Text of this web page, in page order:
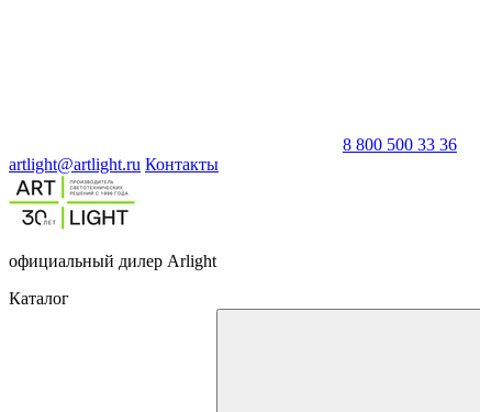
8 800 500 33 36
artlight@artlight.ru Контакты
официальный дилер Arlight
Каталог